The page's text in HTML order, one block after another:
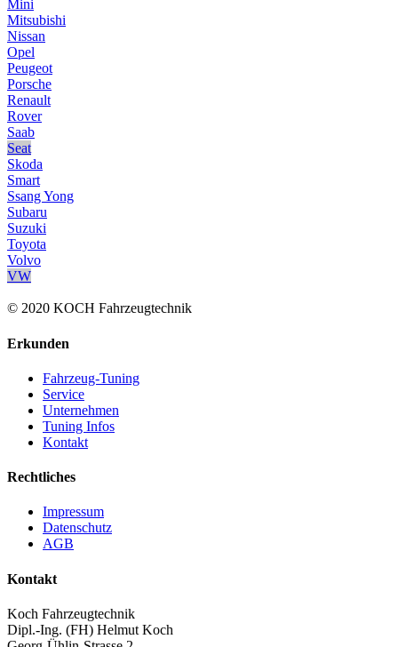
Mini
Mitsubishi
Nissan
Opel
Peugeot
Porsche
Renault
Rover
Saab
Seat
Skoda
Smart
Ssang Yong
Subaru
Suzuki
Toyota
Volvo
VW
© 2020 KOCH Fahrzeugtechnik
Erkunden
Fahrzeug-Tuning
Service
Unternehmen
Tuning Infos
Kontakt
Rechtliches
Impressum
Datenschutz
AGB
Kontakt
Koch Fahrzeugtechnik
Dipl.-Ing. (FH) Helmut Koch